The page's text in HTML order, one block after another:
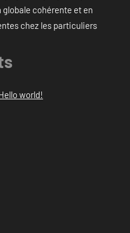
cohérente et en
chez les particuliers
world!